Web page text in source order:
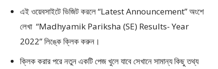
এই ওয়েবসাইটে ভিজিট করলে “Latest Announcement” অংশে
লেখা “Madhyamik Pariksha (SE) Results- Year
2022” লিঙ্কে ক্লিক করুন।
ক্লিক করার পরে নতুন একটি পেজ খুলে যাবে সেখানে সামান্য কিছু তথ্য